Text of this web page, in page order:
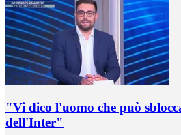
"Vi dico l'uomo che può
dell'Inter"